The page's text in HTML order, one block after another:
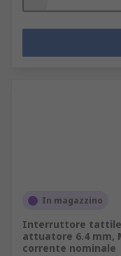
In magazzino
Interruttore tattile
attuatore 6.4 mm,
corrente nominale